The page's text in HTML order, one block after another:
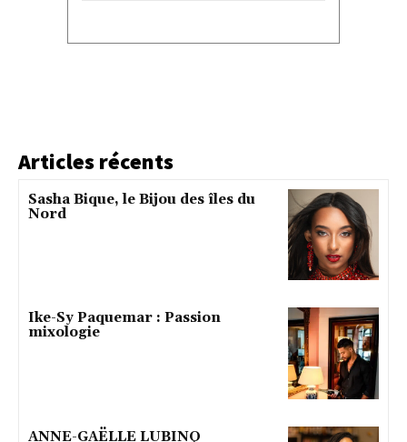
Articles récents
Sasha Bique, le Bijou des îles du
Nord
Ike-Sy Paquemar : Passion
mixologie
ANNE-GAËLLE LUBINO